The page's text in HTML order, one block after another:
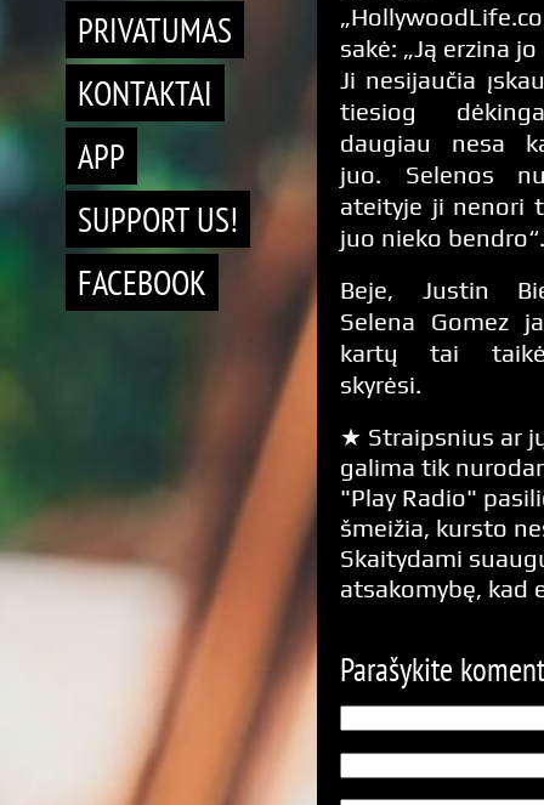
PRIVATUMAS
KONTAKTAI
APP
SUPPORT US!
FACEBOOK
sakė: „Ją erzina
Ji nesijaučia
tiesiog
daugiau nesa
juo. Selenos
ateityje ji nenori
juo nieko bendro“.
Beje, Justin
Selena Gomez
kartų tai
skyrėsi.
★ Straipsnius ar
galima tik
"Play Radio"
šmeižia, kursto
Skaitydami
atsakomybę, kad
Parašykite